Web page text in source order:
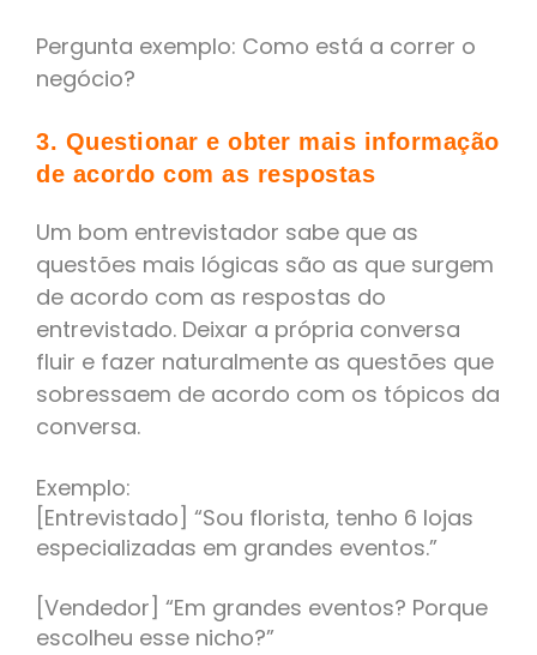
Pergunta exemplo: Como está a correr o
negócio?
3. Questionar e obter mais informação
de acordo com as respostas
Um bom entrevistador sabe que as
questões mais lógicas são as que surgem
de acordo com as respostas do
entrevistado. Deixar a própria conversa
fluir e fazer naturalmente as questões que
sobressaem de acordo com os tópicos da
conversa.
Exemplo:
[Entrevistado] “Sou florista, tenho 6 lojas
especializadas em grandes eventos.”
[Vendedor] “Em grandes eventos? Porque
escolheu esse nicho?”